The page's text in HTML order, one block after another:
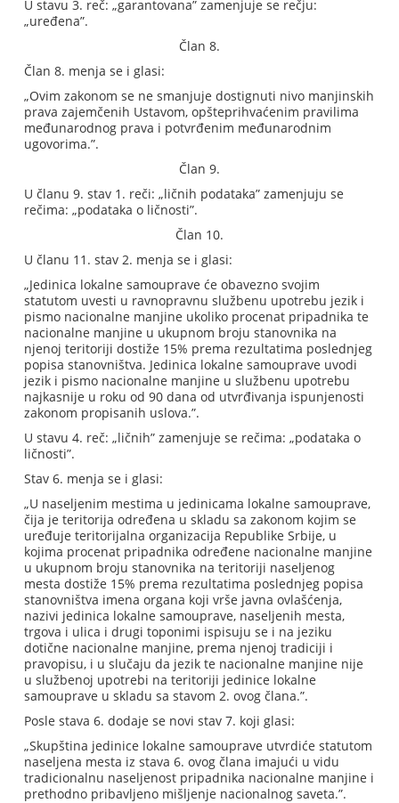
U stavu 3. reč: „garantovana” zamenjuje se rečju:
„uređena”.
Član 8.
Član 8. menja se i glasi:
„Ovim zakonom se ne smanjuje dostignuti nivo manjinskih
prava zajemčenih Ustavom, opšteprihvaćenim pravilima
međunarodnog prava i potvrđenim međunarodnim
ugovorima.”.
Član 9.
U članu 9. stav 1. reči: „ličnih podataka” zamenjuju se
rečima: „podataka o ličnosti”.
Član 10.
U članu 11. stav 2. menja se i glasi:
„Jedinica lokalne samouprave će obavezno svojim
statutom uvesti u ravnopravnu službenu upotrebu jezik i
pismo nacionalne manjine ukoliko procenat pripadnika te
nacionalne manjine u ukupnom broju stanovnika na
njenoj teritoriji dostiže 15% prema rezultatima poslednjeg
popisa stanovništva. Jedinica lokalne samouprave uvodi
jezik i pismo nacionalne manjine u službenu upotrebu
najkasnije u roku od 90 dana od utvrđivanja ispunjenosti
zakonom propisanih uslova.”.
U stavu 4. reč: „ličnih” zamenjuje se rečima: „podataka o
ličnosti”.
Stav 6. menja se i glasi:
„U naseljenim mestima u jedinicama lokalne samouprave,
čija je teritorija određena u skladu sa zakonom kojim se
uređuje teritorijalna organizacija Republike Srbije, u
kojima procenat pripadnika određene nacionalne manjine
u ukupnom broju stanovnika na teritoriji naseljenog
mesta dostiže 15% prema rezultatima poslednjeg popisa
stanovništva imena organa koji vrše javna ovlašćenja,
nazivi jedinica lokalne samouprave, naseljenih mesta,
trgova i ulica i drugi toponimi ispisuju se i na jeziku
dotične nacionalne manjine, prema njenoj tradiciji i
pravopisu, i u slučaju da jezik te nacionalne manjine nije
u službenoj upotrebi na teritoriji jedinice lokalne
samouprave u skladu sa stavom 2. ovog člana.”.
Posle stava 6. dodaje se novi stav 7. koji glasi:
„Skupština jedinice lokalne samouprave utvrdiće statutom
naseljena mesta iz stava 6. ovog člana imajući u vidu
tradicionalnu naseljenost pripadnika nacionalne manjine i
prethodno pribavljeno mišljenje nacionalnog saveta.”.